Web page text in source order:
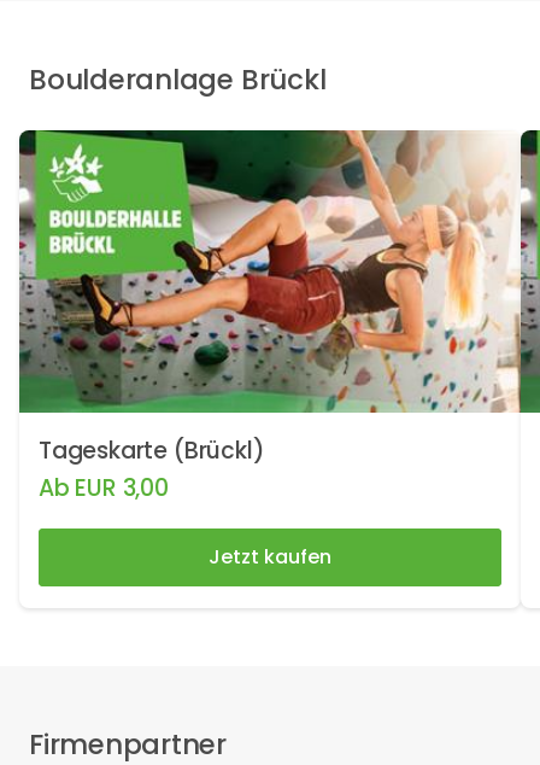
Boulderanlage Brückl
Tageskarte (Brückl)
Ab EUR 3,00
Jetzt kaufen
Firmenpartner